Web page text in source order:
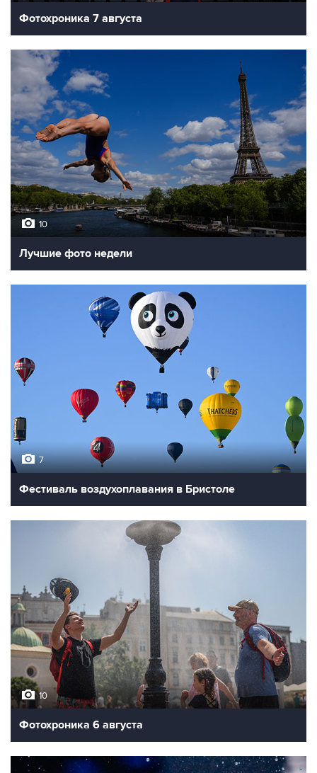
Фотохроника 7 августа
10
Лучшие фото недели
7
Фестиваль воздухоплавания в Бристоле
10
Фотохроника 6 августа